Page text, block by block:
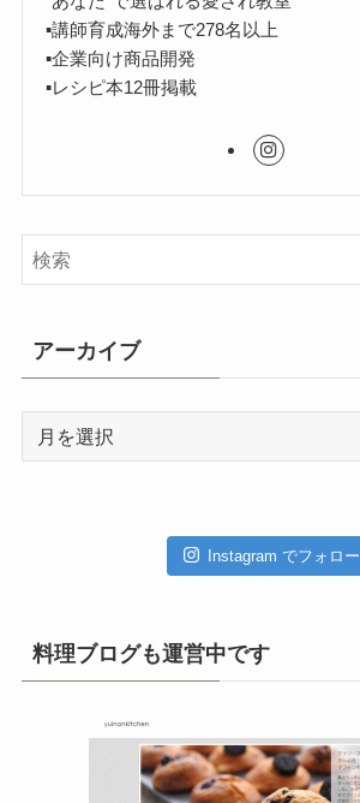
▪︎講師育成海外まで278名以上
▪︎企業向け商品開発
▪︎レシピ本12冊掲載
アーカイブ
Instagram でフォロー
料理ブログも運営中です